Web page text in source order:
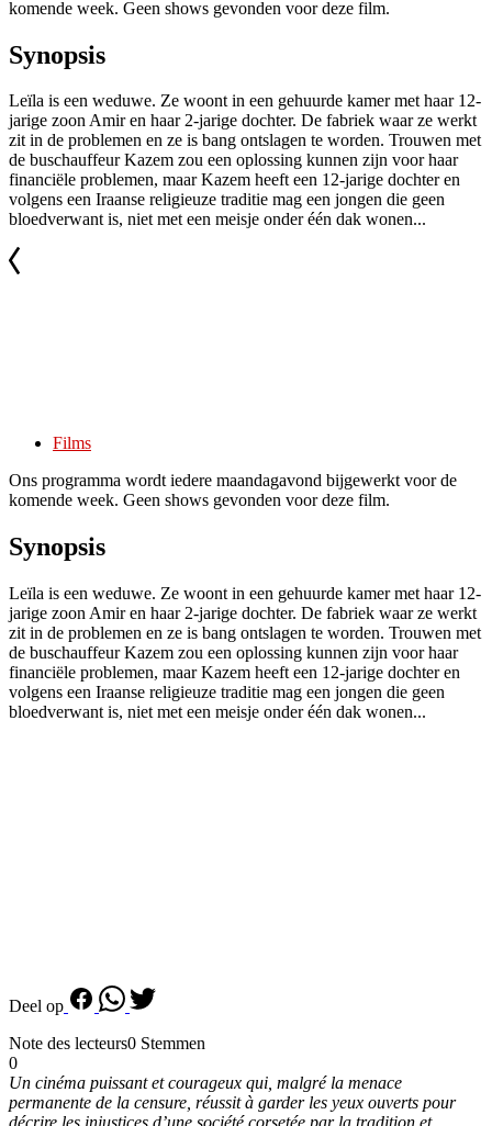
komende week. Geen shows gevonden voor deze film.
Synopsis
Leïla is een weduwe. Ze woont in een gehuurde kamer met haar 12-
jarige zoon Amir en haar 2-jarige dochter. De fabriek waar ze werkt
zit in de problemen en ze is bang ontslagen te worden. Trouwen met
de buschauffeur Kazem zou een oplossing kunnen zijn voor haar
financiële problemen, maar Kazem heeft een 12-jarige dochter en
volgens een Iraanse religieuze traditie mag een jongen die geen
bloedverwant is, niet met een meisje onder één dak wonen...
Films
Ons programma wordt iedere maandagavond bijgewerkt voor de
komende week. Geen shows gevonden voor deze film.
Synopsis
Leïla is een weduwe. Ze woont in een gehuurde kamer met haar 12-
jarige zoon Amir en haar 2-jarige dochter. De fabriek waar ze werkt
zit in de problemen en ze is bang ontslagen te worden. Trouwen met
de buschauffeur Kazem zou een oplossing kunnen zijn voor haar
financiële problemen, maar Kazem heeft een 12-jarige dochter en
volgens een Iraanse religieuze traditie mag een jongen die geen
bloedverwant is, niet met een meisje onder één dak wonen...
Deel op
Note des lecteurs0 Stemmen
0
Un cinéma puissant et courageux qui, malgré la menace
permanente de la censure, réussit à garder les yeux ouverts pour